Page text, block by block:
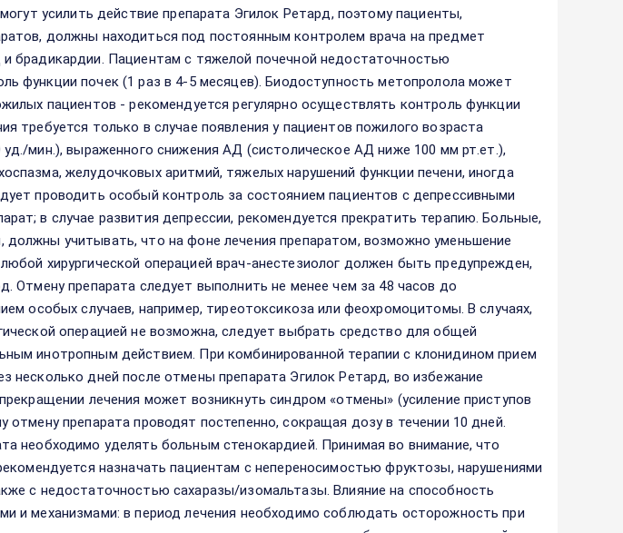
усилить действие препарата Эгилок Ретард, поэтому пациенты,
должны находиться под постоянным контролем врача на предмет
брадикардии. Пациентам с тяжелой почечной недостаточностью
функции почек (1 раз в 4-5 месяцев). Биодоступность метопролола может
пациентов - рекомендуется регулярно осуществлять контроль функции
требуется только в случае появления у пациентов пожилого возраста
мин.), выраженного снижения АД (систолическое АД ниже 100 мм рт.ет.),
желудочковых аритмий, тяжелых нарушений функции печени, иногда
проводить особый контроль за состоянием пациентов с депрессивными
в случае развития депрессии, рекомендуется прекратить терапию. Больные,
учитывать, что на фоне лечения препаратом, возможно уменьшение
хирургической операцией врач-анестезиолог должен быть предупрежден,
Отмену препарата следует выполнить не менее чем за 48 часов до
особых случаев, например, тиреотоксикоза или феохромоцитомы. В случаях,
операцией не возможна, следует выбрать средство для общей
инотропным действием. При комбинированной терапии с клонидином прием
несколько дней после отмены препарата Эгилок Ретард, во избежание
лечения может возникнуть синдром «отмены» (усиление приступов
препарата проводят постепенно, сокращая дозу в течении 10 дней.
необходимо уделять больным стенокардией. Принимая во внимание, что
назначать пациентам с непереносимостью фруктозы, нарушениями
с недостаточностью сахаразы/изомальтазы. Влияние на способность
и механизмами: в период лечения необходимо соблюдать осторожность при